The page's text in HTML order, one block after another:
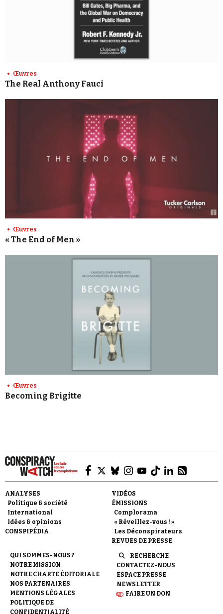
Œuvres
The Real Anthony Fauci
Œuvres
« The End of Men »
Œuvres
Becoming Brigitte
ANALYSES
Politique & société
International
Idées & opinions
CONSPIPÉDIA
VIDÉOS
ÉMISSIONS
Complorama
« Réveillez-vous ! »
Les Déconspirateurs
REVUES DE PRESSE
QUI SOMMES-NOUS ?
NOTRE MISSION
NOTRE CHARTE ÉDITORIALE
NOS PARTENAIRES
MENTIONS LÉGALES
POLITIQUE DE
CONFIDENTIALITÉ
RECHERCHE
CONTACTEZ-NOUS
ESPACE PRESSE
NEWSLETTER
FAIRE UN DON